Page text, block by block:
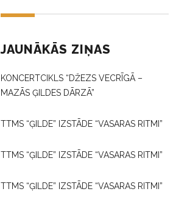
JAUNĀKĀS ZIŅAS
KONCERTCIKLS “DŽEZS VECRĪGĀ –
MAZĀS ĢILDES DĀRZĀ”
TTMS “ĢILDE” IZSTĀDE “VASARAS RITMI”
TTMS “ĢILDE” IZSTĀDE “VASARAS RITMI”
TTMS “ĢILDE” IZSTĀDE “VASARAS RITMI”